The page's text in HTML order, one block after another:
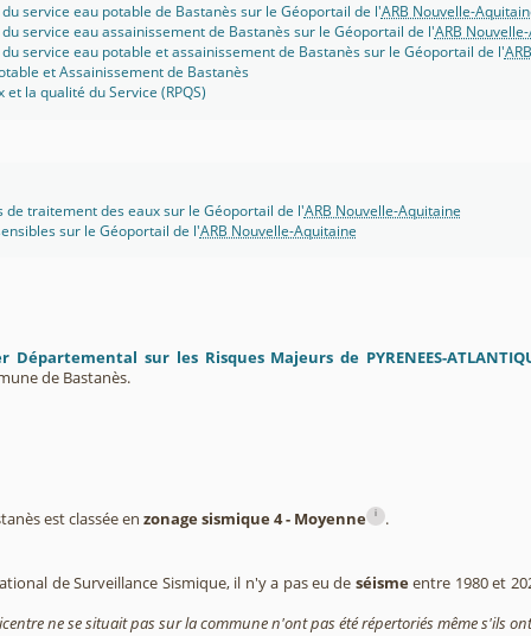
service eau potable de Bastanès sur le Géoportail de l'ARB Nouvelle-
service eau assainissement de Bastanès sur le Géoportail de l'ARB
service eau potable et assainissement de Bastanès sur le Géoportail de l'
et Assainissement de Bastanès
la qualité du Service (RPQS)
de traitement des eaux sur le Géoportail de l'ARB Nouvelle-Aquitaine
sur le Géoportail de l'ARB Nouvelle-Aquitaine
Départemental sur les Risques Majeurs de PYRENEES-
de Bastanès.
est classée en zonage sismique 4 - Moyenne i .
de Surveillance Sismique, il n'y a pas eu de séismeentre 1980 et
ne se situait pas sur la commune n'ont pas été répertoriés même s'ils